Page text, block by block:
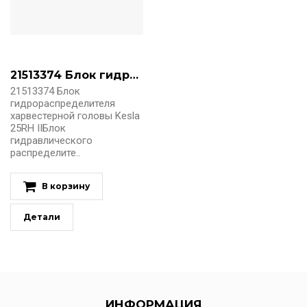
21513374 Блок гидрораспределителя
21513374 Блок
гидрораспределителя
харвестерной головы Kesla
25RH IIБлок
гидравлического
распределите..
В корзину
Детали